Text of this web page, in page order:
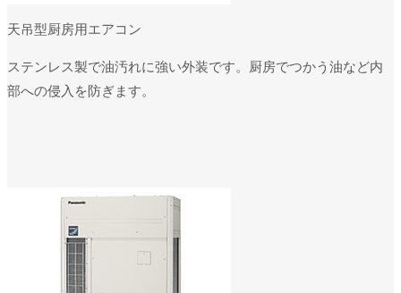
天吊型厨房用エアコン
ステンレス製で油汚れに強い外装です。厨房でつかう油など内
部への侵入を防ぎます。